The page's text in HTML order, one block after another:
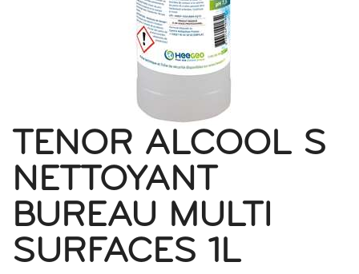
TENOR ALCOOL S
NETTOYANT
BUREAU MULTI
SURFACES 1L